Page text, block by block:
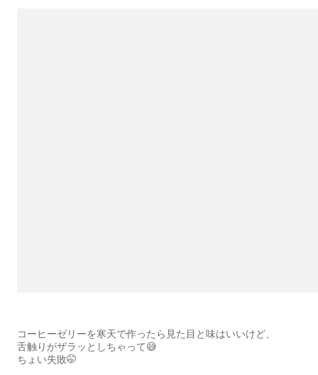
コーヒーゼリーを寒天で作ったら見た目と味はいいけど、
舌触りがザラッとしちゃって😅
ちょい失敗🤭